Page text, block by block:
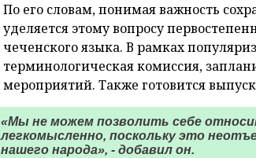
По его словам, понимая важность
уделяется этому вопросу
чеченского языка. В рамках
терминологическая комиссия,
мероприятий. Также готовится
«Мы не можем позволить себе
легкомысленно, поскольку это
нашего народа», - добавил он.